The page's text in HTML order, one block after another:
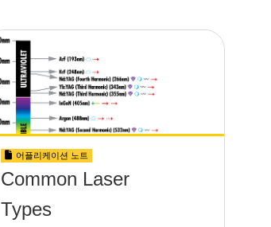
어플리케이션 노트
Common Laser
Types